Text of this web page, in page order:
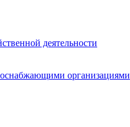
деятельности
организациями